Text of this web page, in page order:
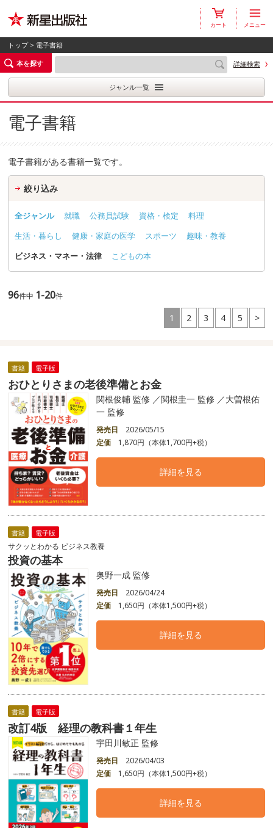
カート メニュー
トップ> 電子書籍
本を探す
詳細検索
ジャンル一覧
電子書籍
電子書籍がある書籍一覧です。
絞り込み
全ジャンル 就職 公務員試験 資格・検定
料理
生活・暮らし
健康・家庭の医学 スポーツ
趣味・教養
ビジネス・マネー・法律
こどもの本
96件中 1-20件
1 2 3 4 5 >
書籍 電子版
おひとりさまの老後準備とお金
関根俊輔 監修 ／関根圭一 監修 ／大曽根佑
一 監修
発売日
2026/05/15
定価
1,870円（本体1,700円+税）
詳細を見る
書籍 電子版
サクッとわかる ビジネス教養
投資の基本
奥野一成 監修
発売日
2026/04/24
定価
1,650円（本体1,500円+税）
詳細を見る
書籍 電子版
改訂4版 経理の教科書１年生
宇田川敏正 監修
発売日
2026/04/03
定価
1,650円（本体1,500円+税）
詳細を見る